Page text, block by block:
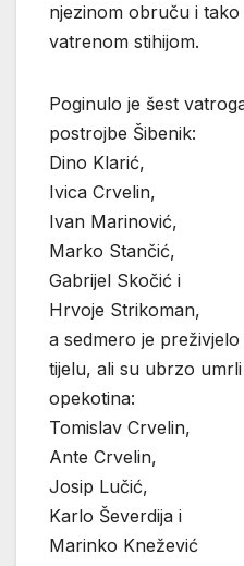
njezinom obruču i
vatrenom stihijom.
Poginulo je šest
postrojbe Šibenik:
Dino Klarić,
Ivica Crvelin,
Ivan Marinović,
Marko Stančić,
Gabrijel Skočić i
Hrvoje Strikoman,
a sedmero je
tijelu, ali su ubrzo
opekotina:
Tomislav Crvelin,
Ante Crvelin,
Josip Lučić,
Karlo Ševerdija i
Marinko Knežević